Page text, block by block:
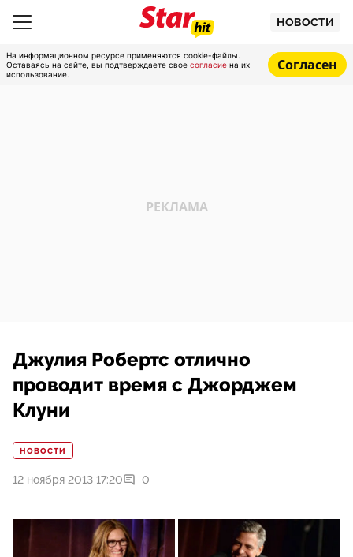
НОВОСТИ
На информационном ресурсе применяются cookie-файлы.
Оставаясь на сайте, вы подтверждаете свое согласие на их
использование.
Согласен
Джулия Робертс отлично
проводит время с Джорджем
Клуни
НОВОСТИ
12 ноября 2013 17:20 0